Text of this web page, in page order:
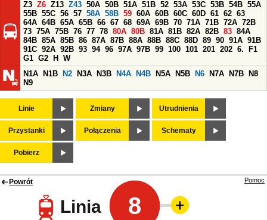
Z3 Z6 Z13 Z43 50A 50B 51A 51B 52 53A 53C 53B 54B 55A
55B 55C 56 57 58A 58B 59 60A 60B 60C 60D 61 62 63
64A 64B 65A 65B 66 67 68 69A 69B 70 71A 71B 72A 72B
73 75A 75B 76 77 78 80A 80B 81A 81B 82A 82B 83 84A
84B 85A 85B 86 87A 87B 88A 88B 88C 88D 89 90 91A 91B
91C 92A 92B 93 94 96 97A 97B 99 100 101 201 202 6.
F1
G1 G2 H
W
N1A
N1B N2 N3A N3B N4A N4B N5A N5B N6 N7A N7B
N8
N9
Linie Zmiany Utrudnienia
Przystanki Połączenia Schematy
Pobierz
Powrót
Linia 8
Pomoc